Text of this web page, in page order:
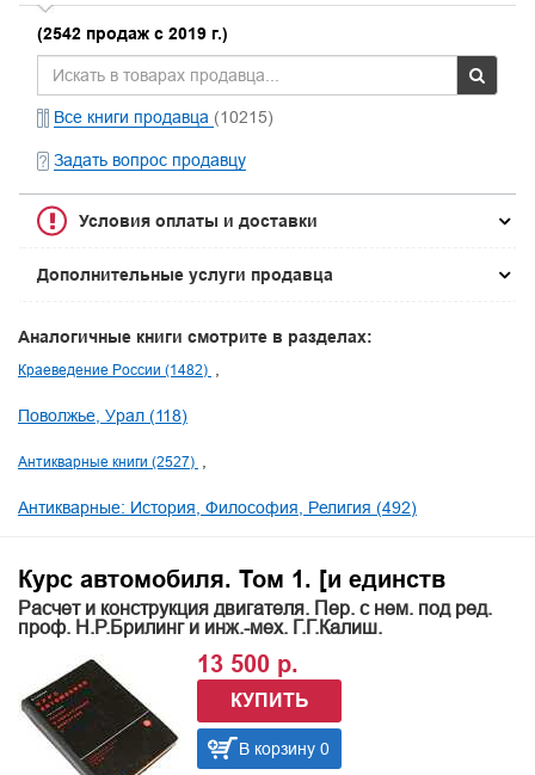
(2542 продаж с 2019 г.)
Все книги продавца (10215)
Задать вопрос продавцу
Условия оплаты и доставки
Дополнительные услуги продавца
Аналогичные книги смотрите в разделах:
Краеведение России (1482)
Поволжье, Урал (118)
Антикварные книги (2527)
Антикварные: История, Философия, Религия (492)
Курс автомобиля. Том 1. [и единств
Расчет и конструкция двигателя. Пер. с нем. под ред.
проф. Н.Р.Брилинг и инж.-мех. Г.Г.Калиш.
13 500 р.
КУПИТЬ
В корзину 0